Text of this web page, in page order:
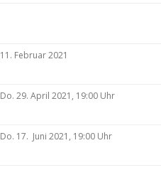
11. Februar 2021
Do. 29. April 2021, 19:00 Uhr
Do. 17. Juni 2021, 19:00 Uhr